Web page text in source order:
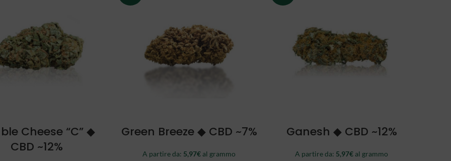
Cheese “C” ◆
CBD ~12%
Green Breeze ◆ CBD ~7%
A partire da: 5,97€ al grammo
Ganesh ◆ CBD ~12%
A partire da: 5,97€ al grammo